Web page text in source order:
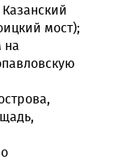
мост);
на